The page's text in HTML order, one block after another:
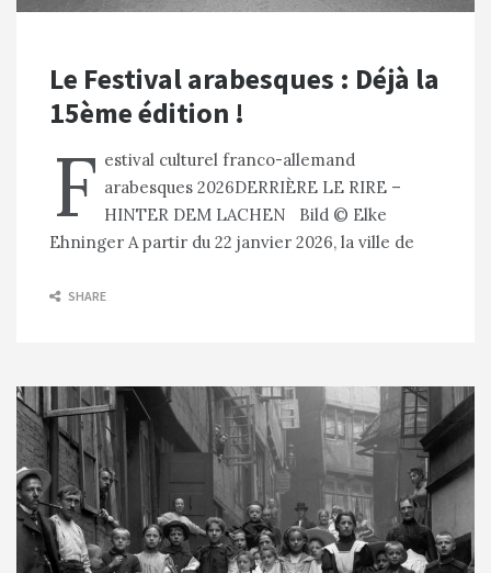
Le Festival arabesques : Déjà la
15ème édition !
F estival culturel franco-allemand
arabesques 2026DERRIÈRE LE RIRE –
HINTER DEM LACHEN Bild © Elke
Ehninger A partir du 22 janvier 2026, la ville de
SHARE